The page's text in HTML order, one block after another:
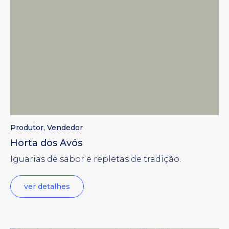
Produtor, Vendedor
Horta dos Avós
Iguarias de sabor e repletas de tradição.
ver detalhes